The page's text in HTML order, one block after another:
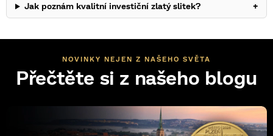
Jak poznám kvalitní investiční zlatý slitek? +
NOVINKY NEJEN Z NAŠEHO SVĚTA
Přečtěte si z našeho blogu